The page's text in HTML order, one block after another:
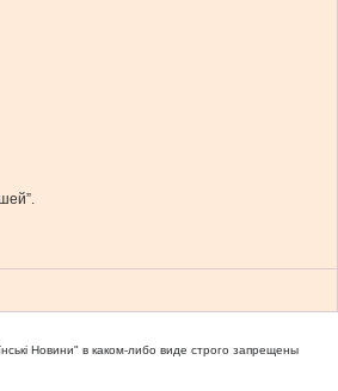
Новини" в каком-либо виде строго запрещены